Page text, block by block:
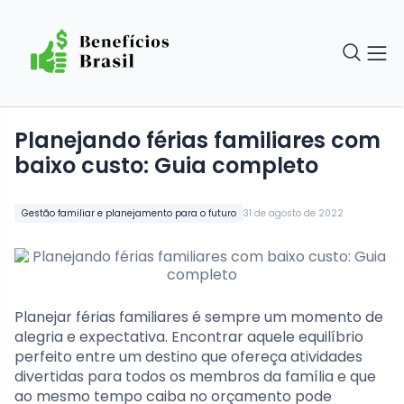
Gestão familiar e planejamento para o futuro 31 de agosto de 2022
Planejando férias familiares com
baixo custo: Guia completo
Planejar férias familiares é sempre um momento de
alegria e expectativa. Encontrar aquele equilíbrio
perfeito entre um destino que ofereça atividades
divertidas para todos os membros da família e que
ao mesmo tempo caiba no orçamento pode